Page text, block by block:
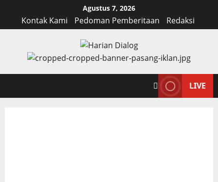
content
Agustus 7, 2026
Kontak Kami Pedoman Pemberitaan Redaksi
LIVE